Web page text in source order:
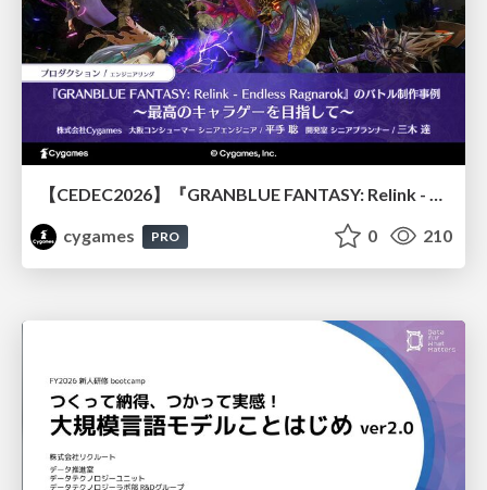
【CEDEC2026】『GRANBLUE FANTASY: Relink - Endless Ragnarok』のバトル制作事例 ～最高のキャラゲーを目指して～
cygames
PRO 0 210